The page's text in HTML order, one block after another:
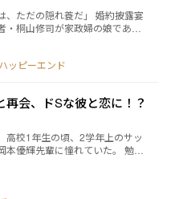
——もう遅かった。
、ただの隠れ蓑だ」 婚約披露宴
桐山修司が家政婦の娘である
がらそう言い放つ姿を目撃して
た想いは、すべて思い違いだっ
の男だった。 誰もが悠花
た。 生きたまま未亡人になるよ
る夜――。 彼女の指先が触れた瞬
してもう一つの秘密を。桐山直
がて修司は過ちに
ハッピーエンド
再会、ドSな彼と恋に！？
高校1年生の頃、2学年上のサッ
優輝先輩に憧れていた。 勉強
怜の恋は、ただの憧れで告白